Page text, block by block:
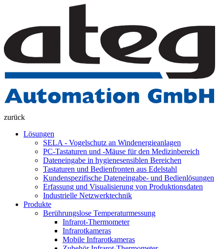
zurück
Lösungen
SELA - Vogelschutz an Windenergieanlagen
PC-Tastaturen und -Mäuse für den Medizinbereich
Dateneingabe in hygienesensiblen Bereichen
Tastaturen und Bedienfronten aus Edelstahl
Kundenspezifische Dateneingabe- und Bedienlösungen
Erfassung und Visualisierung von Produktionsdaten
Industrielle Netzwerktechnik
Produkte
Berührungslose Temperaturmessung
Infrarot-Thermometer
Infrarotkameras
Mobile Infrarotkameras